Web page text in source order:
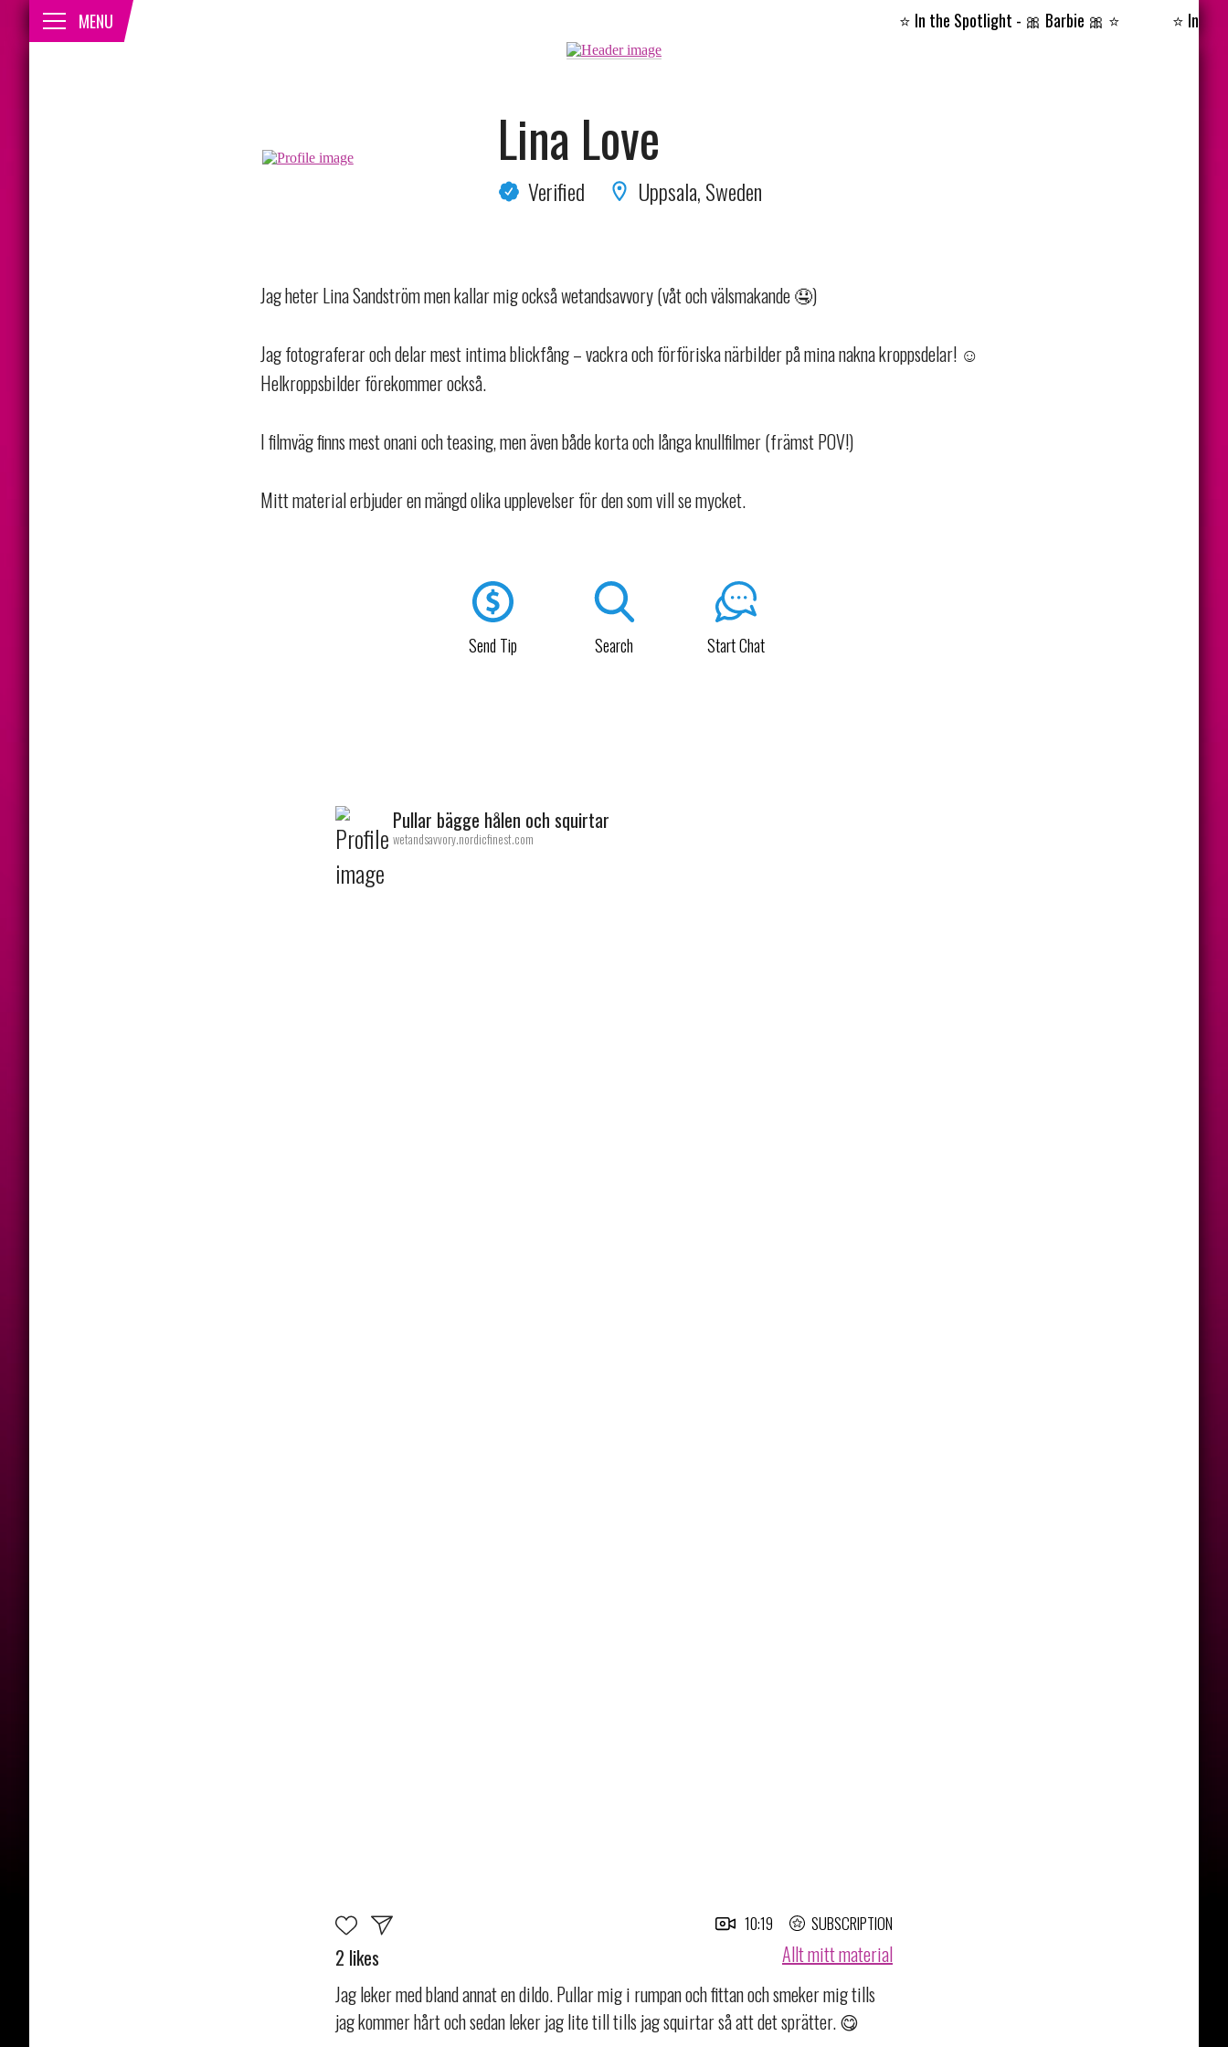
CLOSE
MENU In the Spotlight - 🎀 Barbie 🎀⭐️ In the
Lina Love
Verified Uppsala, Sweden
Jag heter Lina Sandström men kallar mig också wetandsavvory (våt och välsmakande 🤤)
Jag fotograferar och delar mest intima blickfång – vackra och förföriska närbilder på mina nakna kroppsdelar! ☺️
Helkroppsbilder förekommer också.
I filmväg finns mest onani och teasing, men även både korta och långa knullfilmer (främst POV!)
Mitt material erbjuder en mängd olika upplevelser för den som vill se mycket.
Send Tip Search Start Chat
Pullar bägge hålen och squirtar
wetandsavvory.nordicfinest.com
10:19 SUBSCRIPTION
2 likes
Allt mitt material
Jag leker med bland annat en dildo. Pullar mig i rumpan och fittan och smeker mig tills
jag kommer hårt och sedan leker jag lite till tills jag squirtar så att det sprätter. 😋